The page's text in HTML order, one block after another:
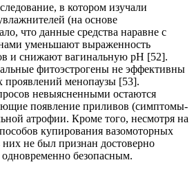
в котором изучали
(на основе
что данные средства наравне с
уменьшают выраженность
и снижают вагинальную pH [52].
фитоэстрогены не эффективны
проявлений менопаузы [53].
невыясненными остаются
появление приливов (симптомы-
атрофии. Кроме того, несмотря на
купирования вазомоторных
не был признан достоверно
безопасным.